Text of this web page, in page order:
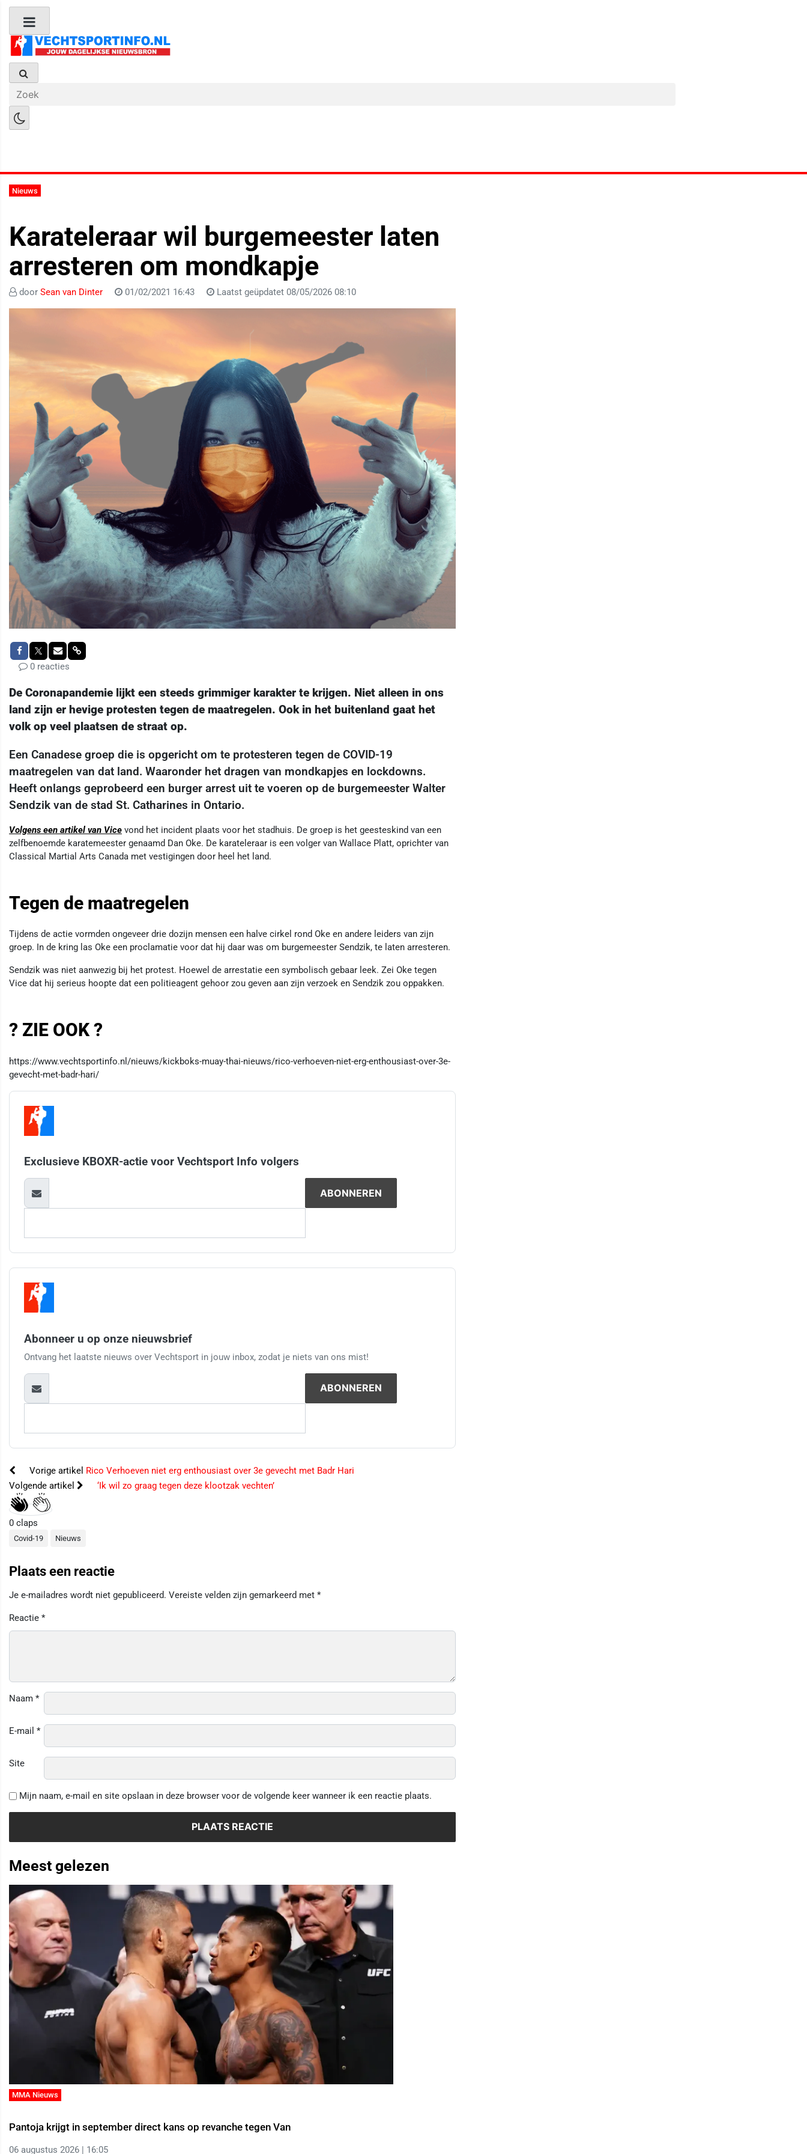
Nieuws
Karateleraar wil burgemeester laten
arresteren om mondkapje
door Sean van Dinter 01/02/2021 16:43 Laatst geüpdatet 08/05/2026 08:10
0 reacties
De Coronapandemie lijkt een steeds grimmiger karakter te krijgen. Niet alleen in ons
land zijn er hevige protesten tegen de maatregelen. Ook in het buitenland gaat het
volk op veel plaatsen de straat op.
Een Canadese groep die is opgericht om te protesteren tegen de COVID-19
maatregelen van dat land. Waaronder het dragen van mondkapjes en lockdowns.
Heeft onlangs geprobeerd een burger arrest uit te voeren op de burgemeester Walter
Sendzik van de stad St. Catharines in Ontario.
Volgens een artikel van Vice vond het incident plaats voor het stadhuis. De groep is het geesteskind van een
zelfbenoemde karatemeester genaamd Dan Oke. De karateleraar is een volger van Wallace Platt, oprichter van
Classical Martial Arts Canada met vestigingen door heel het land.
Tegen de maatregelen
Tijdens de actie vormden ongeveer drie dozijn mensen een halve cirkel rond Oke en andere leiders van zijn
groep. In de kring las Oke een proclamatie voor dat hij daar was om burgemeester Sendzik, te laten arresteren.
Sendzik was niet aanwezig bij het protest. Hoewel de arrestatie een symbolisch gebaar leek. Zei Oke tegen
Vice dat hij serieus hoopte dat een politieagent gehoor zou geven aan zijn verzoek en Sendzik zou oppakken.
? ZIE OOK ?
https://www.vechtsportinfo.nl/nieuws/kickboks-muay-thai-nieuws/rico-verhoeven-niet-erg-enthousiast-over-3e-
gevecht-met-badr-hari/
Exclusieve KBOXR-actie voor Vechtsport Info volgers
Abonneer u op onze nieuwsbrief
Ontvang het laatste nieuws over Vechtsport in jouw inbox, zodat je niets van ons mist!
Vorige artikel Rico Verhoeven niet erg enthousiast over 3e gevecht met Badr Hari
Volgende artikel
‘Ik wil zo graag tegen deze klootzak vechten’
0 claps
Covid-19 Nieuws
Plaats een reactie
Je e-mailadres wordt niet gepubliceerd. Vereiste velden zijn gemarkeerd met *
Reactie *
Naam *
E-mail *
Site
Mijn naam, e-mail en site opslaan in deze browser voor de volgende keer wanneer ik een reactie plaats.
Meest gelezen
MMA Nieuws
Pantoja krijgt in september direct kans op revanche tegen Van
06 augustus 2026 | 16:05